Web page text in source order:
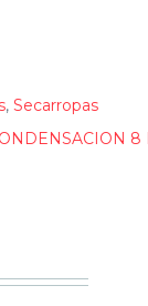
, Secarropas